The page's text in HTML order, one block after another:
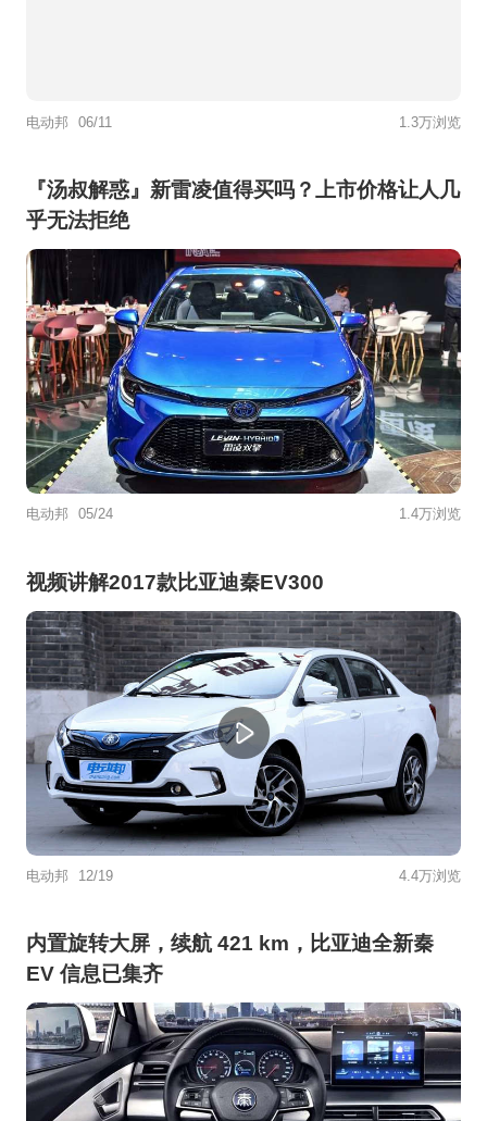
电动邦 06/11 1.3万浏览
『汤叔解惑』新雷凌值得买吗？上市价格让人几
乎无法拒绝
电动邦 05/24 1.4万浏览
视频讲解2017款比亚迪秦EV300
电动邦 12/19 4.4万浏览
内置旋转大屏，续航 421 km，比亚迪全新秦
EV 信息已集齐